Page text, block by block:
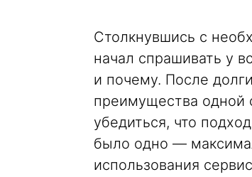
Столкнувшись с
начал спрашивать у
и почему. После
преимущества одной
убедиться, что
было одно —
использования